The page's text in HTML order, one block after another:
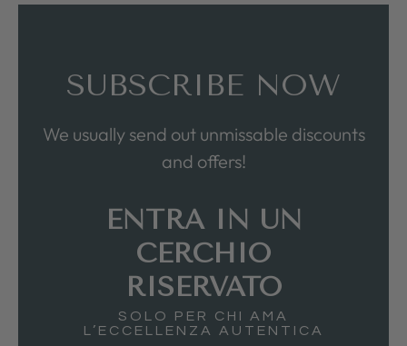
SUBSCRIBE NOW
We usually send out unmissable discounts
and offers!
ENTRA IN UN
CERCHIO
RISERVATO
SOLO PER CHI AMA
L’ECCELLENZA AUTENTICA